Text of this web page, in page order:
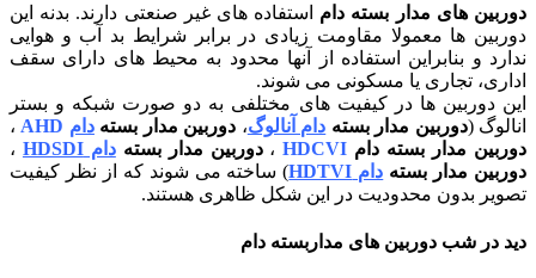
دوربین های مدار بسته دام استفاده های غیر صنعتی دارند. بدنه این
دوربین ها معمولا مقاومت زیادی در برابر شرایط بد آب و هوایی
ندارد و بنابراین استفاده از آنها محدود به محیط های دارای سقف
اداری، تجاری یا مسکونی می شوند.
این دوربین ها در کیفیت های مختلفی به دو صورت شبکه و بستر
انالوگ (دوربین مدار بسته دام آنالوگ، دوربین مدار بستهدام
،
دوربین مدار بسته دام HDCVI،دوربین مدار بستهدام HDSDI
،
دوربین مدار بسته دام HDTVI
) ساخته می شوند که از نظر کیفیت
تصویر بدون محدودیت در این شکل ظاهری هستند.
دید در شب دوربین های مداربسته دام